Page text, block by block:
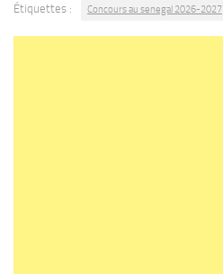
Étiquettes : Concours au senegal 2026-2027